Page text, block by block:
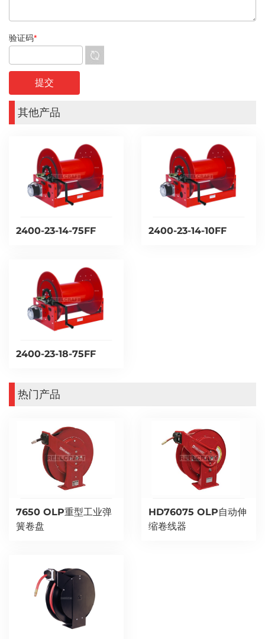
验证码*
其他产品
2400-23-14-75FF 2400-23-14-10FF
2400-23-18-75FF
热门产品
7650 OLP重型工业弹
簧卷盘
HD76075 OLP自动伸
缩卷线器